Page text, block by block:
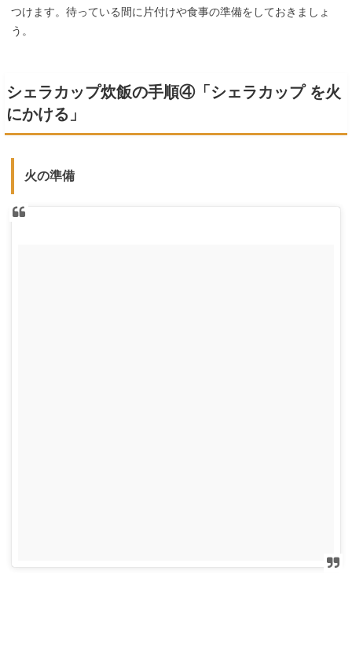
つけます。待っている間に片付けや食事の準備をしておきましょ
う。
シェラカップ炊飯の手順④「シェラカップ を火
にかける」
火の準備